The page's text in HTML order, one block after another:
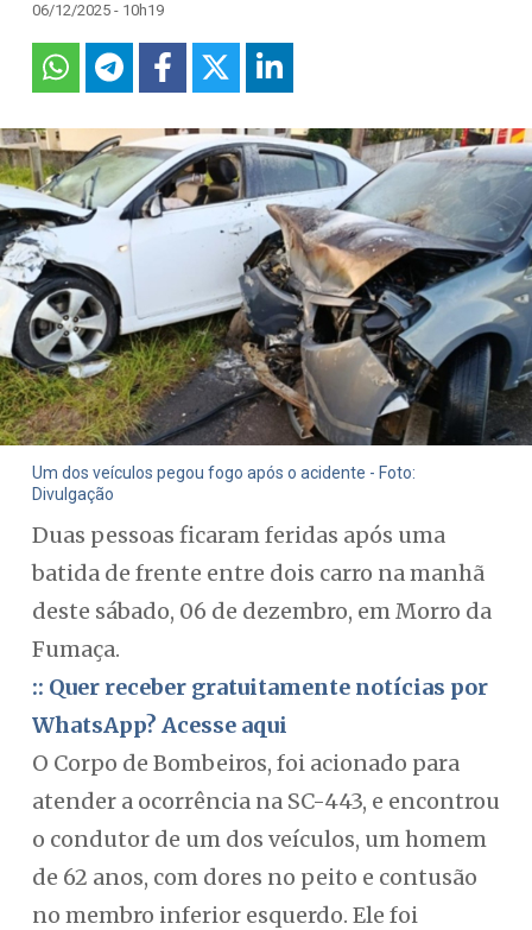
06/12/2025 - 10h19
Um dos veículos pegou fogo após o acidente - Foto:
Divulgação
Duas pessoas ficaram feridas após uma
batida de frente entre dois carro na manhã
deste sábado, 06 de dezembro, em Morro da
Fumaça.
:: Quer receber gratuitamente notícias por
WhatsApp? Acesse aqui
O Corpo de Bombeiros, foi acionado para
atender a ocorrência na SC-443, e encontrou
o condutor de um dos veículos, um homem
de 62 anos, com dores no peito e contusão
no membro inferior esquerdo. Ele foi